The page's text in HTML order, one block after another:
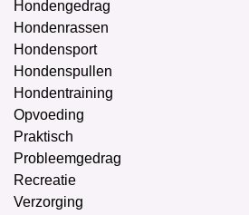
Hondengedrag
Hondenrassen
Hondensport
Hondenspullen
Hondentraining
Opvoeding
Praktisch
Probleemgedrag
Recreatie
Verzorging